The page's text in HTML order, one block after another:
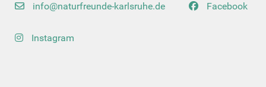
info@naturfreunde-karlsruhe.de Facebook
Instagram